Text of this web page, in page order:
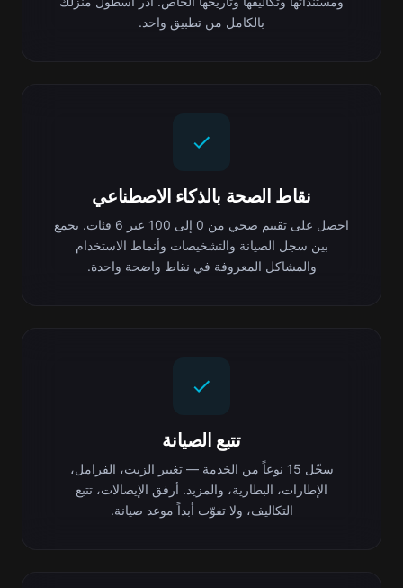
بالكامل من تطبيق واحد.
نقاط الصحة بالذكاء الاصطناعي
احصل على تقييم صحي من 0 إلى 100 عبر 6 فئات. يجمع
بين سجل الصيانة والتشخيصات وأنماط الاستخدام
والمشاكل المعروفة في نقاط واضحة واحدة.
تتبع الصيانة
سجّل 15 نوعاً من الخدمة — تغيير الزيت، الفرامل،
الإطارات، البطارية، والمزيد. أرفق الإيصالات، تتبع
التكاليف، ولا تفوّت أبداً موعد صيانة.